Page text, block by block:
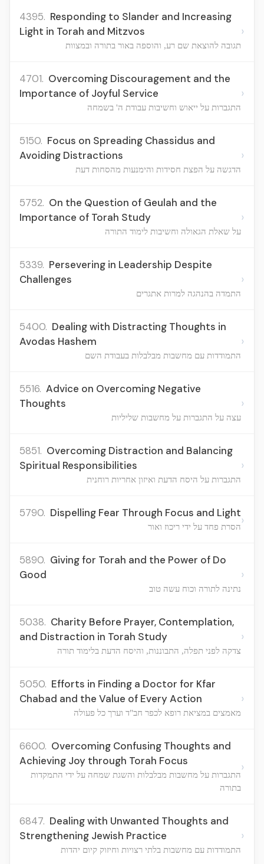
4395. Responding to Slander and Increasing
Light in Torah and Mitzvos
תגובה להוצאת שם רע, והוספה באור בתורה ובמצוות
›
4701. Overcoming Discouragement and the
Importance of Joyful Service
התגברות על ייאוש וחשיבות עבודת ה' בשמחה
›
5150. Focus on Spreading Chassidus and
Avoiding Distractions
הדגשה על הפצת חסידות והימנעות מהסחות דעת
›
5752. On the Question of Geulah and the
Importance of Torah Study
על שאלת הגאולה וחשיבות לימוד התורה
›
5339. Persevering in Leadership Despite
Challenges
התמדה בהנהגה למרות אתגרים
›
5400. Dealing with Distracting Thoughts in
Avodas Hashem
התמודדות עם מחשבות מבלבלות בעבודת השם
›
5516. Advice on Overcoming Negative
Thoughts
עצה על התגברות על מחשבות שליליות
›
5851. Overcoming Distraction and Balancing
Spiritual Responsibilities
התגברות על היסח הדעת ואיזון אחריות רוחנית
›
5790. Dispelling Fear Through Focus and Light
הסרת פחד על ידי ריכוז ואור›
5890. Giving for Torah and the Power of Do
Good
נתינה לתורה וכוח עשה טוב
›
5038. Charity Before Prayer, Contemplation,
and Distraction in Torah Study
צדקה לפני תפלה, התבוננות, והיסח הדעת בלימוד תורה
›
5050. Efforts in Finding a Doctor for Kfar
Chabad and the Value of Every Action
מאמצים במציאת רופא לכפר חב"ד וערך כל פעולה
›
6600. Overcoming Confusing Thoughts and
Achieving Joy through Torah Focus
התגברות על מחשבות מבלבלות והשגת שמחה על ידי התמקדות
בתורה
›
6847. Dealing with Unwanted Thoughts and
Strengthening Jewish Practice
התמודדות עם מחשבות בלתי רצויות וחיזוק קיום יהדות
›